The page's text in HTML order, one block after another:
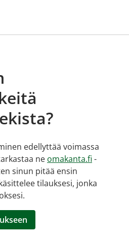
edellyttää voimassa
ne omakanta.fi -
sinun pitää ensin
tilauksesi, jonka